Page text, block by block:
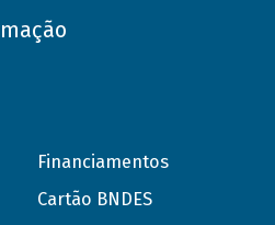
Financiamentos
Cartão BNDES